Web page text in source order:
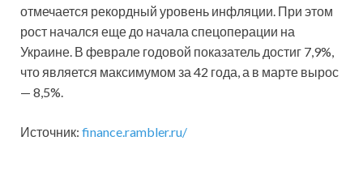
отмечается рекордный уровень инфляции. При этом
рост начался еще до начала спецоперации на
Украине. В феврале годовой показатель достиг 7,9%,
что является максимумом за 42 года, а в марте вырос
— 8,5%.
Источник: finance.rambler.ru/